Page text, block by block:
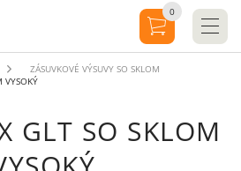
ZÁSUVKOVÉ VÝSUVY SO SKLOM
VYSOKÝ
GLT SO SKLOM
0